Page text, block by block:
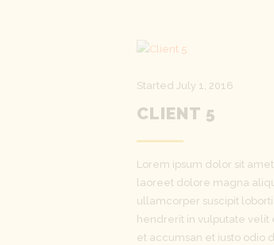
Started July 1, 2016
CLIENT 5
Lorem ipsum dolor sit
laoreet dolore magna
ullamcorper suscipit
hendrerit in vulputate velit
et accumsan et iusto odio